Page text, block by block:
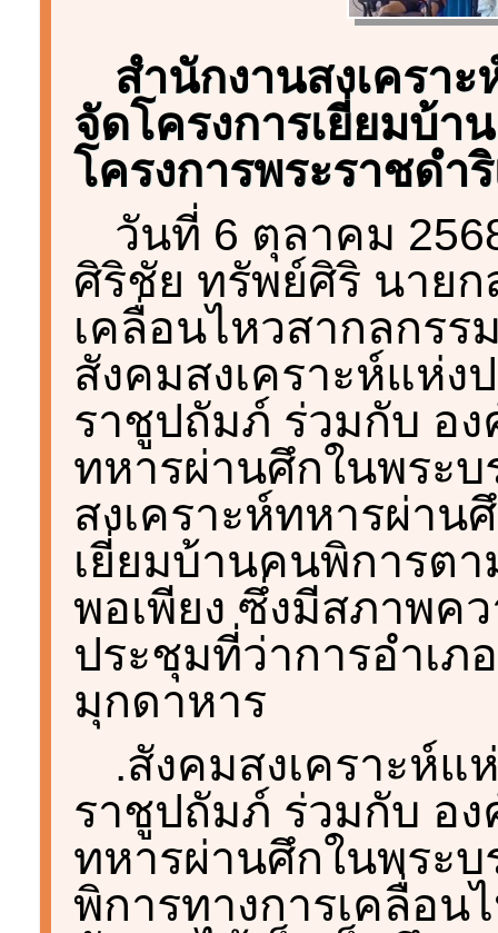
สำนักงานสงเครา
จัดโครงการเยี่ยมบ้
โครงการพระราชดำ
วันที่ 6 ตุลาคม
ศิริชัย ทรัพย์ศิริ นาย
เคลื่อนไหวสากลกรร
สังคมสงเคราะห์แห่ง
ราชูปถัมภ์ ร่วมกับ อง
ทหารผ่านศึกในพระ
สงเคราะห์ทหารผ่าน
เยี่ยมบ้านคนพิการต
พอเพียง ซึ่งมีสภาพค
ประชุมที่ว่าการอำเ
มุกดาหาร
.สังคมสงเคราะห์แ
ราชูปถัมภ์ ร่วมกับ อง
ทหารผ่านศึกในพระ
พิการทางการเคลื่อน